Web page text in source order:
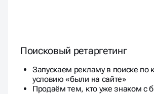
Поисковый ретаргетинг
Запускаем рекламу в поиске по
условию «были на сайте»
Продаём тем, кто уже знаком с